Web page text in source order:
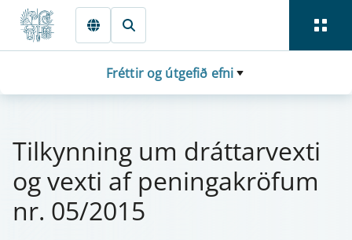
Fara beint í Meginmál
Fréttir og útgefið efni
Til­kynn­ing um drá­tt­a­rvexti
og vexti af pen­inga­krö­f­um
nr. 05/2015